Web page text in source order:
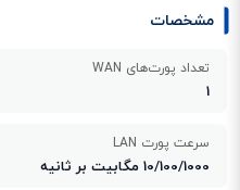
مشخصات
تعداد پورت‌های WAN
سرعت پورت LAN
10/100/1000 مگابیت بر ثانیه